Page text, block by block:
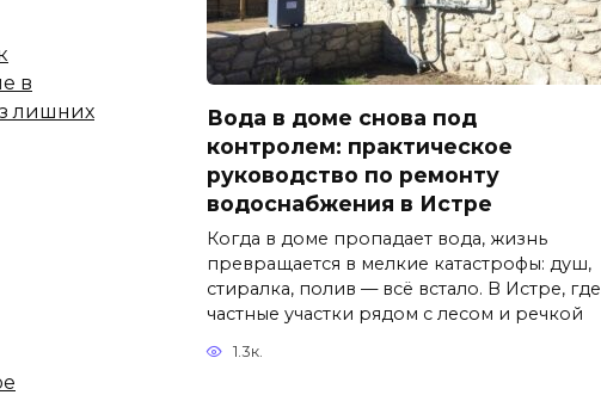
Вода в доме снова под
контролем: практическое
руководство по ремонту
водоснабжения в Истре
Когда в доме пропадает вода, жизнь
превращается в мелкие катастрофы: душ,
стиралка, полив — всё встало. В Истре, где
частные участки рядом с лесом и речкой
1.3к.
в
лишних